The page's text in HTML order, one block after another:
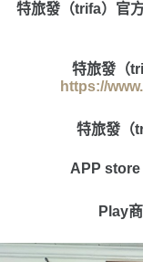
特旅發（trifa） 官
特旅發（
https://
特旅發（
APP store
Play